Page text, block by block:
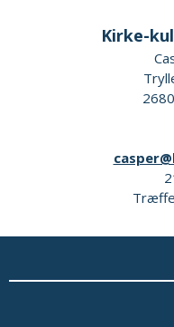
Kirke-